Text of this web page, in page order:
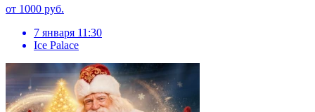
от 1000 руб.
7 января 11:30
Ice Palace